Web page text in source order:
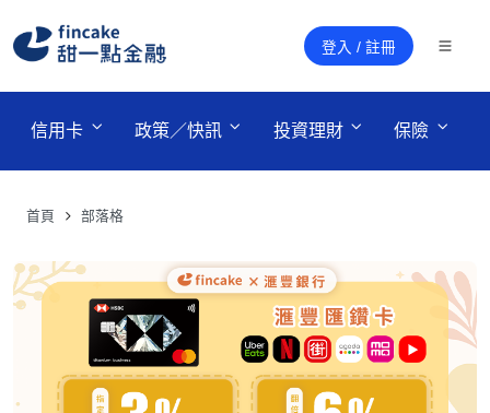
登入 / 註冊
信用卡 政策／快訊 投資理財 保險
首頁 部落格